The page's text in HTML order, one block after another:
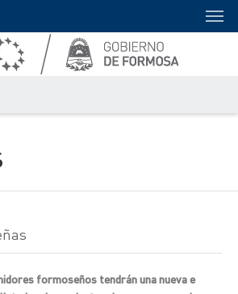
formoseños tendrán una nueva e